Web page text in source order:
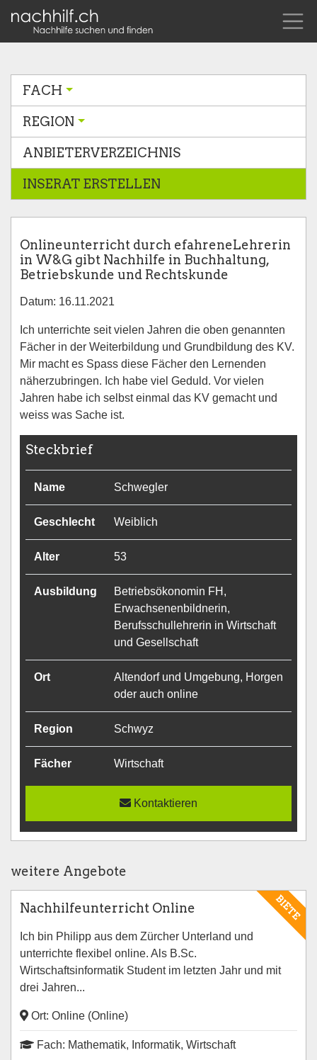
FACH
REGION
ANBIETERVERZEICHNIS
INSERAT ERSTELLEN
Onlineunterricht durch efahreneLehrerin
in W&G gibt Nachhilfe in Buchhaltung,
Betriebskunde und Rechtskunde
Datum: 16.11.2021
Ich unterrichte seit vielen Jahren die oben genannten
Fächer in der Weiterbildung und Grundbildung des KV.
Mir macht es Spass diese Fächer den Lernenden
näherzubringen. Ich habe viel Geduld. Vor vielen
Jahren habe ich selbst einmal das KV gemacht und
weiss was Sache ist.
Steckbrief
Name Schwegler
Geschlecht Weiblich
Alter 53
Ausbildung
Betriebsökonomin FH,
Erwachsenenbildnerin,
Berufsschullehrerin in Wirtschaft
und Gesellschaft
Ort
Altendorf und Umgebung, Horgen
oder auch online
Region Schwyz
Fächer Wirtschaft
Kontaktieren
weitere Angebote
BIETE
Nachhilfeunterricht Online
Ich bin Philipp aus dem Zürcher Unterland und
unterrichte flexibel online. Als B.Sc.
Wirtschaftsinformatik Student im letzten Jahr und mit
drei Jahren...
Ort: Online (Online)
Fach: Mathematik, Informatik, Wirtschaft